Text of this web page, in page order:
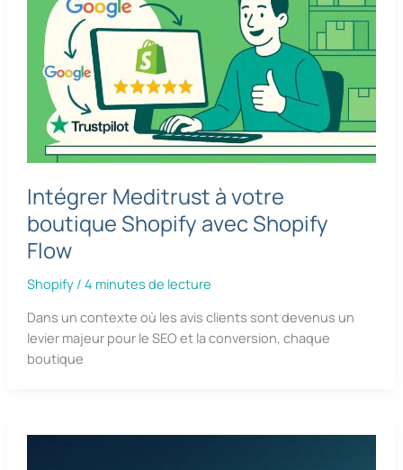
Intégrer Meditrust à votre
boutique Shopify avec Shopify
Flow
Shopify/ 4 minutes de lecture
Dans un contexte où les avis clients sont devenus un
levier majeur pour le SEO et la conversion, chaque
boutique